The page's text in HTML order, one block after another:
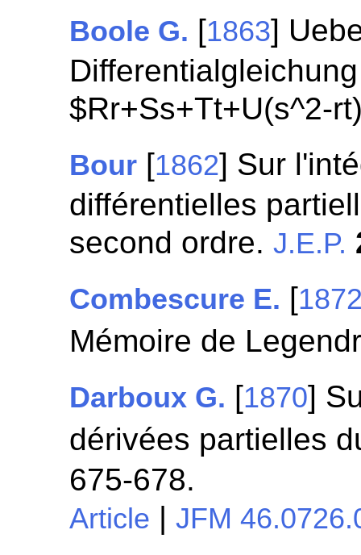
Boole G. [1863]
$Rr+Ss+Tt+U(s^2-
Bour [1862] Sur
différentielles
second ordre.J.E.P.
Combescure E. [
Mémoire de
Darboux G. [1870]
dérivées partielles
675-678.
Article |JFM